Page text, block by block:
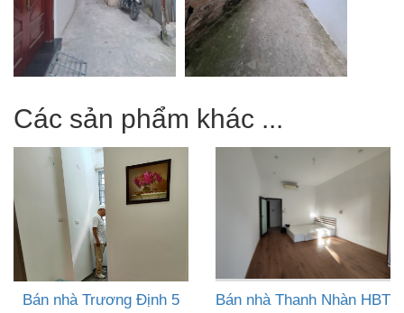
Các sản phẩm khác ...
Bán nhà Trương Định 5
Bán nhà Thanh Nhàn HBT